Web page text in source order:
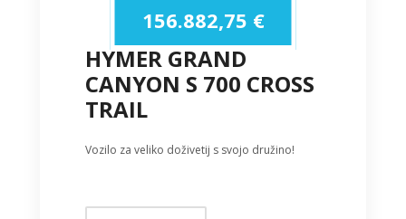
HYMER GRAND
CANYON S 700 CROSS
TRAIL
156.882,75 €
Vozilo za veliko doživetij s svojo družino!